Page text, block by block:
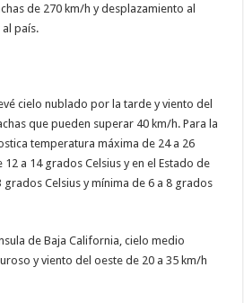
de 270 km/h y desplazamiento al
país.
cielo nublado por la tarde y viento del
que pueden superar 40 km/h. Para la
temperatura máxima de 24 a 26
a 14 grados Celsius y en el Estado de
Celsius y mínima de 6 a 8 grados
de Baja California, cielo medio
y viento del oeste de 20 a 35 km/h